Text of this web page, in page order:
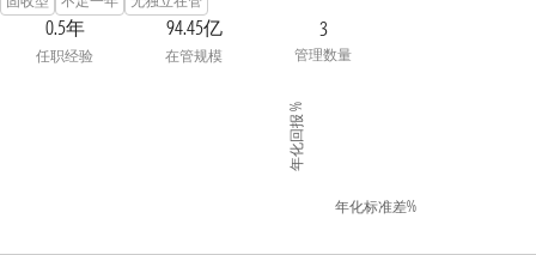
0.5年
任职经验
94.45亿
在管规模
3
管理数量
年化回报 %
年化标准差%